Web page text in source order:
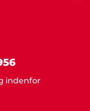
indenfor